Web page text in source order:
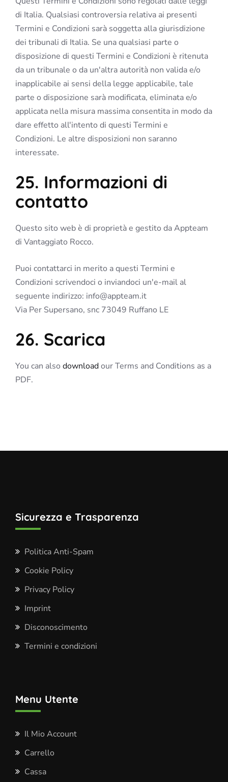
di Italia. Qualsiasi controversia relativa ai presenti
Termini e Condizioni sarà soggetta alla giurisdizione
dei tribunali di Italia. Se una qualsiasi parte o
disposizione di questi Termini e Condizioni è ritenuta
da un tribunale o da un'altra autorità non valida e/o
inapplicabile ai sensi della legge applicabile, tale
parte o disposizione sarà modificata, eliminata e/o
applicata nella misura massima consentita in modo da
dare effetto all'intento di questi Termini e
Condizioni. Le altre disposizioni non saranno
interessate.
25. Informazioni di
contatto
Questo sito web è di proprietà e gestito da Appteam
di Vantaggiato Rocco.
Puoi contattarci in merito a questi Termini e
Condizioni scrivendoci o inviandoci un'e-mail al
seguente indirizzo: info@appteam.it
Via Per Supersano, snc 73049 Ruffano LE
26. Scarica
You can also downloadour Terms and Conditions as a
PDF.
Sicurezza e Trasparenza
Politica Anti-Spam
Cookie Policy
Privacy Policy
Imprint
Disconoscimento
Termini e condizioni
Menu Utente
Il Mio Account
Carrello
Cassa